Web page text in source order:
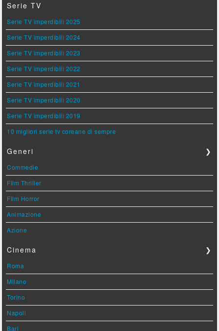
Serie TV
Serie TV imperdibili 2025
Serie TV imperdibili 2024
Serie TV imperdibili 2023
Serie TV imperdibili 2022
Serie TV imperdibili 2021
Serie TV imperdibili 2020
Serie TV imperdibili 2019
10 migliori serie tv coreane di sempre
Generi ❯
Commedie
Film Thriller
Film Horror
Animazione
Azione
Cinema ❯
Roma
Milano
Torino
Napoli
Bari